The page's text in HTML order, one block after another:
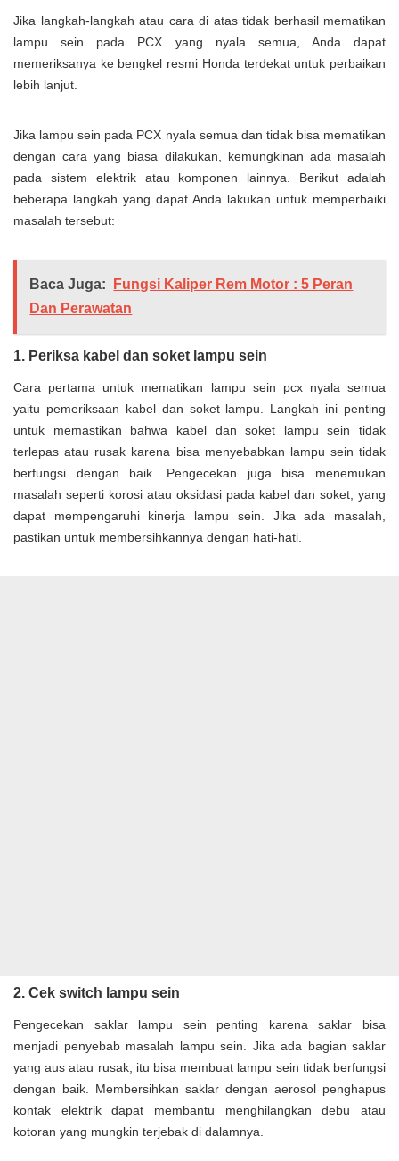
Jika langkah-langkah atau cara di atas tidak berhasil mematikan
lampu sein pada PCX yang nyala semua, Anda dapat
memeriksanya ke bengkel resmi Honda terdekat untuk perbaikan
lebih lanjut.
Jika lampu sein pada PCX nyala semua dan tidak bisa mematikan
dengan cara yang biasa dilakukan, kemungkinan ada masalah
pada sistem elektrik atau komponen lainnya. Berikut adalah
beberapa langkah yang dapat Anda lakukan untuk memperbaiki
masalah tersebut:
Baca Juga:
Fungsi Kaliper Rem Motor : 5 Peran
Dan Perawatan
1. Periksa kabel dan soket lampu sein
Cara pertama untuk mematikan lampu sein pcx nyala semua
yaitu pemeriksaan kabel dan soket lampu. Langkah ini penting
untuk memastikan bahwa kabel dan soket lampu sein tidak
terlepas atau rusak karena bisa menyebabkan lampu sein tidak
berfungsi dengan baik. Pengecekan juga bisa menemukan
masalah seperti korosi atau oksidasi pada kabel dan soket, yang
dapat mempengaruhi kinerja lampu sein. Jika ada masalah,
pastikan untuk membersihkannya dengan hati-hati.
2. Cek switch lampu sein
Pengecekan saklar lampu sein penting karena saklar bisa
menjadi penyebab masalah lampu sein. Jika ada bagian saklar
yang aus atau rusak, itu bisa membuat lampu sein tidak berfungsi
dengan baik. Membersihkan saklar dengan aerosol penghapus
kontak elektrik dapat membantu menghilangkan debu atau
kotoran yang mungkin terjebak di dalamnya.